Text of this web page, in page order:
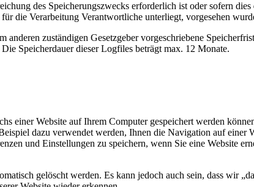
des Speicherungszwecks erforderlich ist oder sofern
die Verarbeitung Verantwortliche unterliegt, vorgesehen
zuständigen Gesetzgeber vorgeschriebene
Die Speicherdauer dieser Logfiles beträgt max. 12 Monate.
einer Website auf Ihrem Computer gespeichert werden
dazu verwendet werden, Ihnen die Navigation auf einer
und Einstellungen zu speichern, wenn Sie eine Website
gelöscht werden. Es kann jedoch auch sein, dass wir